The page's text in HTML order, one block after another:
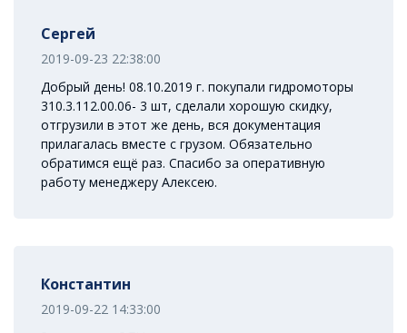
Сергей
2019-09-23 22:38:00
Добрый день! 08.10.2019 г. покупали гидромоторы
310.3.112.00.06- 3 шт, сделали хорошую скидку,
отгрузили в этот же день, вся документация
прилагалась вместе с грузом. Обязательно
обратимся ещё раз. Спасибо за оперативную
работу менеджеру Алексею.
Константин
2019-09-22 14:33:00